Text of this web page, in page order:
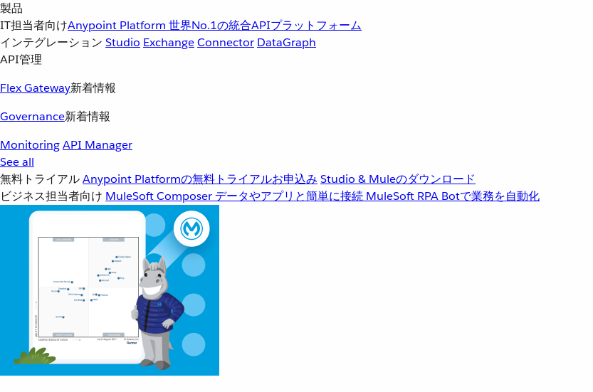
製品
IT担当者向けAnypoint Platform 世界No.1の統合APIプラットフォーム
インテグレーション Studio ExchangeConnector DataGraph
API管理
Flex Gateway新着情報
Governance新着情報
MonitoringAPI Manager
See all
無料トライアルAnypoint Platformの無料トライアルお申込み Studio & Muleのダウンロード
ビジネス担当者向け MuleSoft Composer データやアプリと簡単に接続 MuleSoft RPA Botで業務を自動化